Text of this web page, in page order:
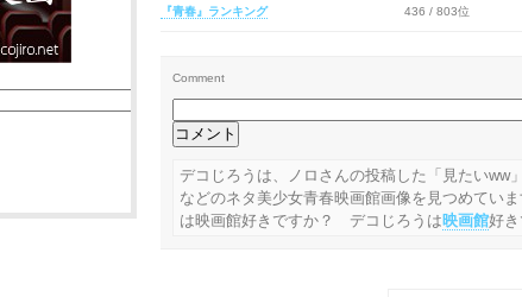
『青春』ランキング 436 / 803位
Comment
デコじろうは、ノロさんの投稿した「見たいww
などのネタ美少女青春映画館画像を見つめてい
は映画館好きですか？ デコじろうは映画館好き